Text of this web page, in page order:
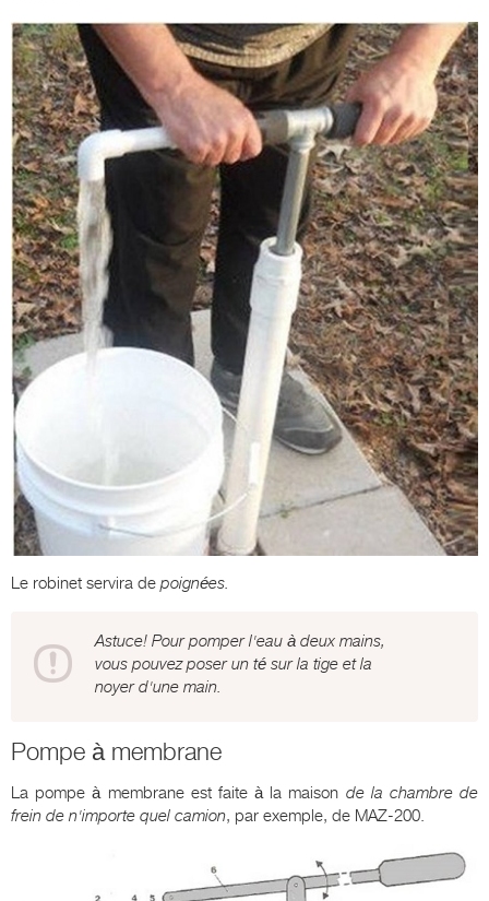
Le robinet servira de poignées.
Astuce! Pour pomper l'eau à deux mains,
vous pouvez poser un té sur la tige et la
noyer d'une main.
Pompe à membrane
La pompe à membrane est faite à la maison de la chambre de
frein de n'importe quel camion, par exemple, de MAZ-200.